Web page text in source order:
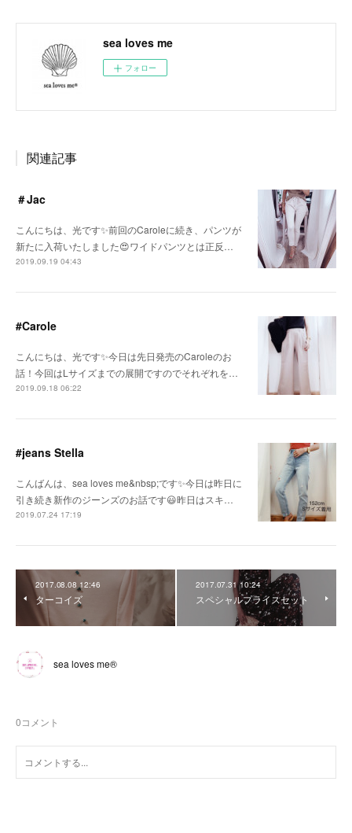
sea loves me
フォロー
関連記事
＃Jac
こんにちは、光です✨前回のCaroleに続き、パンツが
新たに入荷いたしました😍ワイドパンツとは正反…
2019.09.19 04:43
#Carole
こんにちは、光です✨今日は先日発売のCaroleのお
話！今回はLサイズまでの展開ですのでそれぞれを…
2019.09.18 06:22
#jeans Stella
こんばんは、sea loves me&nbsp;です✨今日は昨日に
引き続き新作のジーンズのお話です😃昨日はスキ…
2019.07.24 17:19
2017.08.08 12:46
ターコイズ
2017.07.31 10:24
スペシャルプライスセット
sea loves me®︎
0コメント